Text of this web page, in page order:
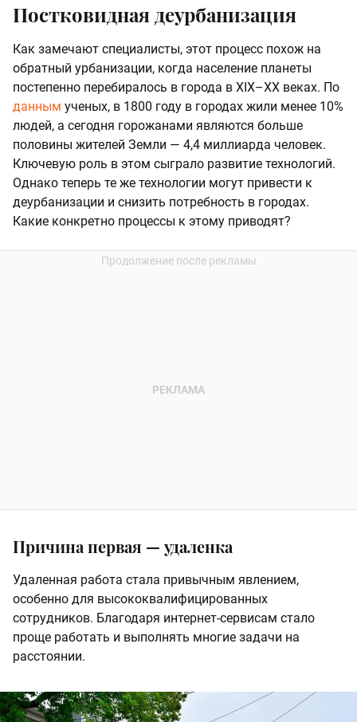
Постковидная деурбанизация
Как замечают специалисты, этот процесс похож на
обратный урбанизации, когда население планеты
постепенно перебиралось в города в XIX–XX веках. По
данным ученых, в 1800 году в городах жили менее 10%
людей, а сегодня горожанами являются больше
половины жителей Земли — 4,4 миллиарда человек.
Ключевую роль в этом сыграло развитие технологий.
Однако теперь те же технологии могут привести к
деурбанизации и снизить потребность в городах.
Какие конкретно процессы к этому приводят?
Причина первая — удаленка
Удаленная работа стала привычным явлением,
особенно для высококвалифицированных
сотрудников. Благодаря интернет-сервисам стало
проще работать и выполнять многие задачи на
расстоянии.